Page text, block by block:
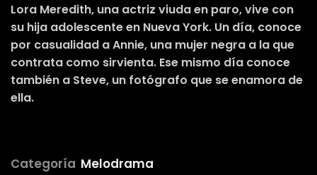
Lora Meredith, una actriz viuda en paro, vive con
su hija adolescente en Nueva York. Un día, conoce
por casualidad a Annie, una mujer negra a la que
contrata como sirvienta. Ese mismo día conoce
también a Steve, un fotógrafo que se enamora de
ella.
Categoría Melodrama